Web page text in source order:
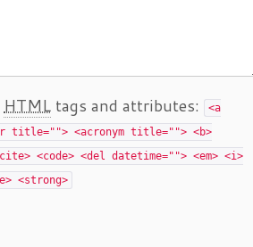
HTML tags and attributes:
<a
title=""> <acronym title=""> <b>
<code> <del datetime=""> <em> <i>
<strong>